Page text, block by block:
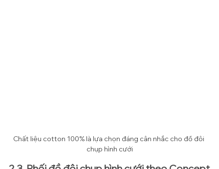
Chất liệu cotton 100% là lựa chọn đáng cân nhắc cho đồ đôi
chụp hình cưới